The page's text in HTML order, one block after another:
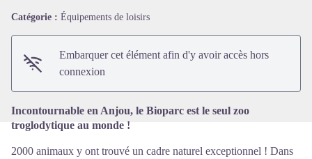
Catégorie : Équipements de loisirs
Embarquer cet élément afin d'y avoir accès hors
connexion
Incontournable en Anjou, le Bioparc est le seul zoo
troglodytique au monde !
2000 animaux y ont trouvé un cadre naturel exceptionnel ! Dans